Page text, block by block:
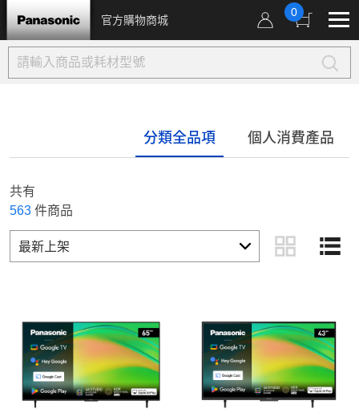
官方購物商城
0
分類全品項 個人消費產品
共有
563 件商品